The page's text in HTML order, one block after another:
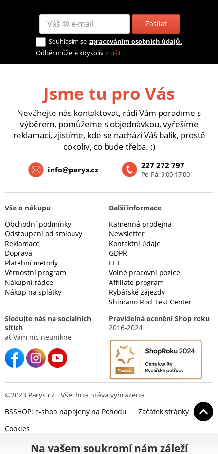
Zasílat
Souhlasím se zpracováním osobních údajů.
Odběr můžete kdykolivzrušit.
Jsme tu pro Vás
Neváhejte nás kontaktovat, rádi Vám poradíme s
výběrem, pomůžeme s objednávkou, vyřešíme
reklamaci, zjistíme, kde se nachází Váš balík, prostě
cokoliv, co bude třeba. :)
227 272 797
Po-Pá: 9:00-17:00
info@parys.cz
Vše o nákupu
Obchodní podmínky
Odstoupení od smlouvy
Reklamace
Doprava
Platební metody
Věrnostní program
Nákupní rádce
Nákup na splátky
Další informace
Kamenná prodejna
Newsletter
Kontaktní údaje
GDPR
EET
Volné pracovní pozice
Affiliate program
Rybářské zájezdy
Shimano Rod Test Center
Sledujte nás na sociálních
sítích
ať Vám nic neunikne
Pravidelná ocenění Shop roku
2016-2024
©2023 Parys.cz - Všechna práva vyhrazena
BSSHOP: e-shop napojený na Pohodu
Začátek stránky
Cookies
Na vašem soukromí nám záleží